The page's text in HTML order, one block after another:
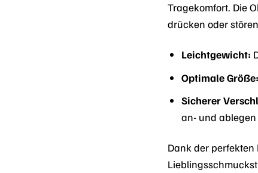
Tragekomfort. Die
drücken oder
Leichtgewicht:
Optimale Größe:
Sicherer
an- und
Dank der perfekten